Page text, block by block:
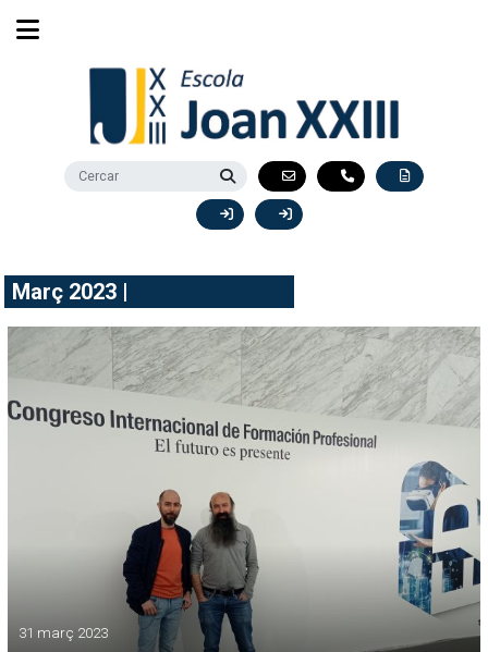
Març 2023 |
31 març 2023